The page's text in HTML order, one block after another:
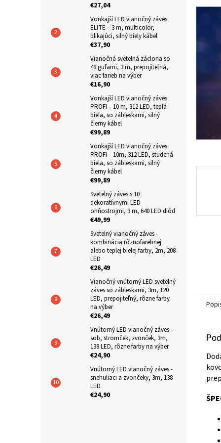
€27,04
Vonkajší LED vianočný záves
ELITE – 3 m, multicolor,
blikajúci, silný biely kábel
€37,90
Vianočná svetelná záclona so
48 guľami, 3 m, prepojiteľná,
viac farieb na výber
€16,90
Vonkajší LED vianočný záves
PROFI – 10 m, 312 LED, teplá
biela, so zábleskami, silný
čierny kábel
€99,89
Vonkajší LED vianočný záves
PROFI – 10m, 312 LED, studená
biela, so zábleskami, silný
čierny kábel
€99,89
Svetelný záves s 10
dekoratívnymi LED
ohňostrojmi, 3 m, 640 LED diód
€49,99
Svetelný vianočný záves -
kombinácia rôznofarebnej
alebo teplej bielej farby, 2m, 208
LED
€26,49
Vianočný vnútorný LED svetelný
záves so zábleskami, 3m, 120
LED, prepojiteľný, rôzne farby
na výber
€26,49
Vnútorný LED vianočný záves -
sob, stromček, zvonček, 3m,
138 LED, rôzne farby na výber
€24,90
Vnútorný LED vianočný záves -
snehuliaci a zvončeky, 3m, 138
LED
€24,90
5